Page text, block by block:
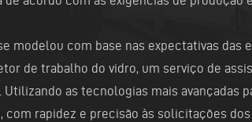
modelou com base nas expectativas das
de trabalho do vidro, um serviço de
Utilizando as tecnologias mais avançadas
com rapidez e precisão às solicitações